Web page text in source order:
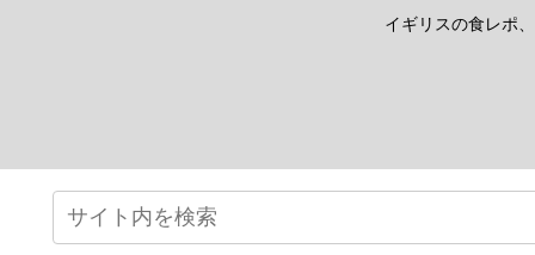
イギリスの食レポ